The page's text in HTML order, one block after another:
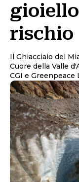
rischio
Il Ghiacciaio del
Cuore della Valle